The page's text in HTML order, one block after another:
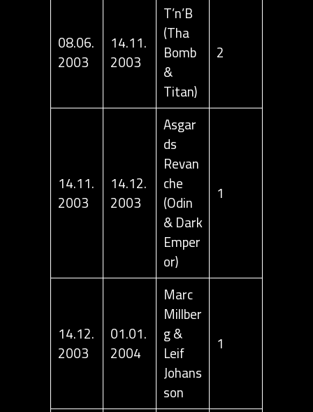
08.06.
2003
14.11.
2003
T’n’B
(Tha
Bomb
&
Titan)
2
14.11.
2003
14.12.
2003
Asgar
ds
Revan
che
(Odin
& Dark
Emper
or)
1
14.12.
2003
01.01.
2004
Marc
Millber
g &
Leif
Johans
son
1